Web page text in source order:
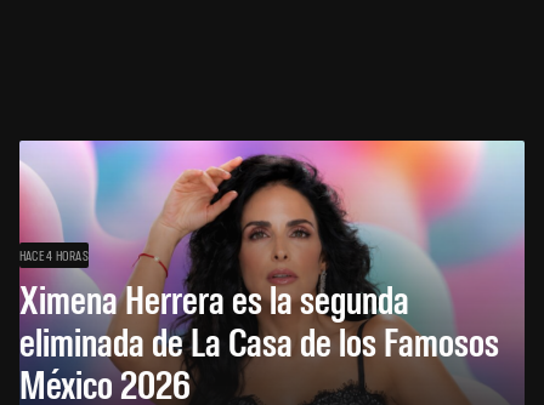
HACE 4 HORAS
Ximena Herrera es la segunda
eliminada de La Casa de los Famosos
México 2026